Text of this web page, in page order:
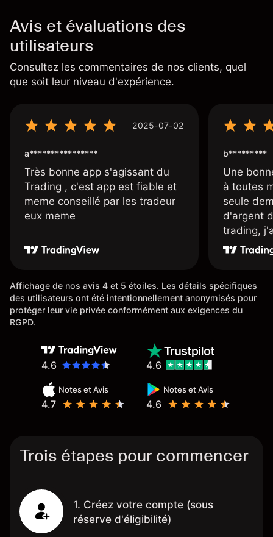
Avis et évaluations des
utilisateurs
Consultez les commentaires de nos clients, quel
que soit leur niveau d'expérience.
2025-07-02
a****************
Très bonne app s'agissant du
Trading , c'est app est fiable et
meme conseillé par les tradeur
eux meme
b*********
Une
à toutes
seule
d'argent
trading,
une carte
Affichage de nos avis 4 et 5 étoiles. Les détails spécifiques
des utilisateurs ont été intentionnellement anonymisés pour
protéger leur vie privée conformément aux exigences du
RGPD.
4.6
Notes et Avis
4.7
Notes et Avis
4.6
4.6
Trois étapes pour commencer
1. Créez votre compte (sous
réserve d'éligibilité)